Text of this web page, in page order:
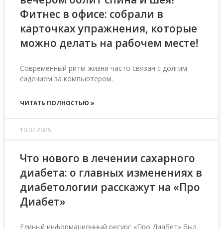
Фитнес в офисе: собрали в
карточках упражнения, которые
можно делать на рабочем месте!
Современный ритм жизни часто связан с долгим
сидением за компьютером.
ЧИТАТЬ ПОЛНОСТЬЮ »
10.07.2026
Что нового в лечении сахарного
диабета: о главных изменениях в
диабетологии расскажут на «Про
Диабет»
Единый информационный ресурс «Про Диабет» был